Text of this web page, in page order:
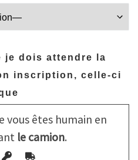
je dois attendre la
inscription, celle-ci
vous êtes humain en
le camion.